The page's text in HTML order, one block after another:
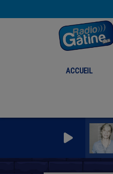
ACCUEIL